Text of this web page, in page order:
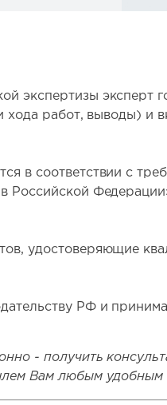
экспертизы эксперт
хода работ, выводы)
в соответствии с
Российской
удостоверяющие
РФ и
- получить
Вам любым удобным